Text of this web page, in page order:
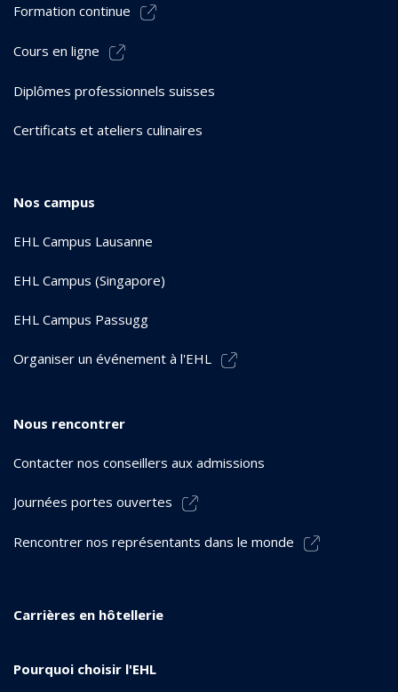
Formation continue
Cours en ligne
Diplômes professionnels suisses
Certificats et ateliers culinaires
Nos campus
EHL Campus Lausanne
EHL Campus (Singapore)
EHL Campus Passugg
Organiser un événement à l'EHL
Nous rencontrer
Contacter nos conseillers aux admissions
Journées portes ouvertes
Rencontrer nos représentants dans le monde
Carrières en hôtellerie
Pourquoi choisir l'EHL